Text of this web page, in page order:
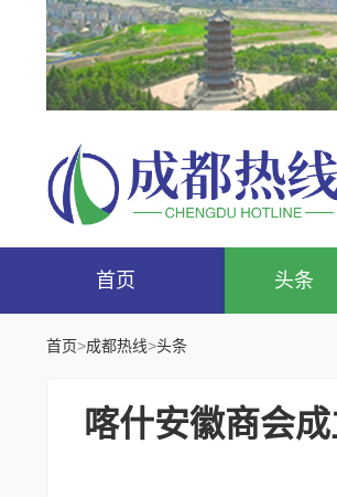
首页 头条
首页>成都热线>头条
喀什安徽商会